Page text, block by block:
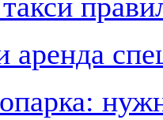
аренда